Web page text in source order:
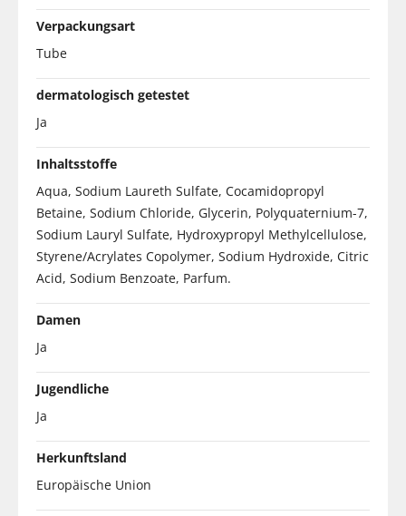
Verpackungsart
Tube
dermatologisch getestet
Ja
Inhaltsstoffe
Aqua, Sodium Laureth Sulfate, Cocamidopropyl
Betaine, Sodium Chloride, Glycerin, Polyquaternium-7,
Sodium Lauryl Sulfate, Hydroxypropyl Methylcellulose,
Styrene/Acrylates Copolymer, Sodium Hydroxide, Citric
Acid, Sodium Benzoate, Parfum.
Damen
Ja
Jugendliche
Ja
Herkunftsland
Europäische Union